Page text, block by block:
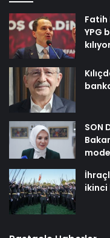
Fatih
YPG
SON
ikinci